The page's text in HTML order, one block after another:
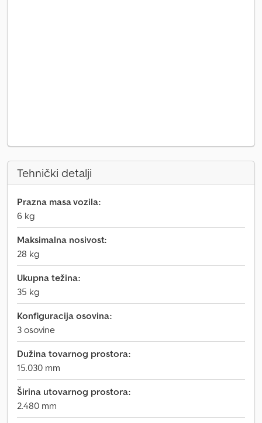
Tehnički detalji
Prazna masa vozila:
6 kg
Maksimalna nosivost:
28 kg
Ukupna težina:
35 kg
Konfiguracija osovina:
3 osovine
Dužina tovarnog prostora:
15.030 mm
Širina utovarnog prostora:
2.480 mm